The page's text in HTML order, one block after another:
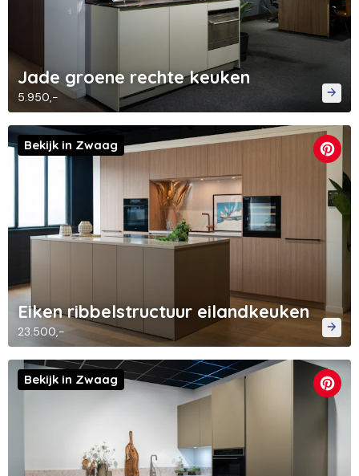
Jade groene rechte keuken
5.950,-
Eiken ribbelstructuur eilandkeuken
23.500,-
Bekijk in Zwaag
Bekijk in Zwaag